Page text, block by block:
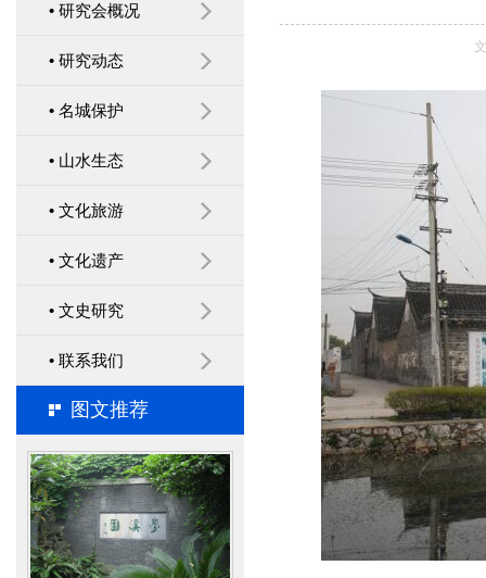
• 研究会概况
• 研究动态
• 名城保护
• 山水生态
• 文化旅游
• 文化遗产
• 文史研究
• 联系我们
图文推荐
十次学术研讨会
传承红色基因 建设党内
经验
梦溪园复建与考古